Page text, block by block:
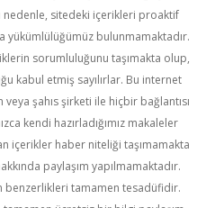
sitedeki içerikleri proaktif
yükümlülüğümüz bulunmamaktadır.
sorumluluğunu taşımakta olup,
kabul etmiş sayılırlar. Bu internet
şahıs şirketi ile hiçbir bağlantısı
kendi hazırladığımız makaleler
içerikler haber niteliği taşımamakta
paylaşım yapılmamaktadır.
benzerlikleri tamamen tesadüfidir.